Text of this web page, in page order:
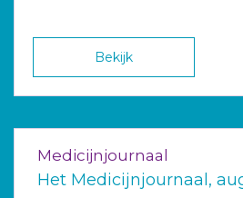
Bekijk
Medicijnjournaal
Het Medicijnjournaal,